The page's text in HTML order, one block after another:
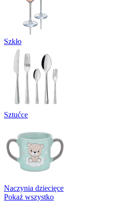
Szkło
Sztućce
Naczynia dziecięce
Pokaż wszystko